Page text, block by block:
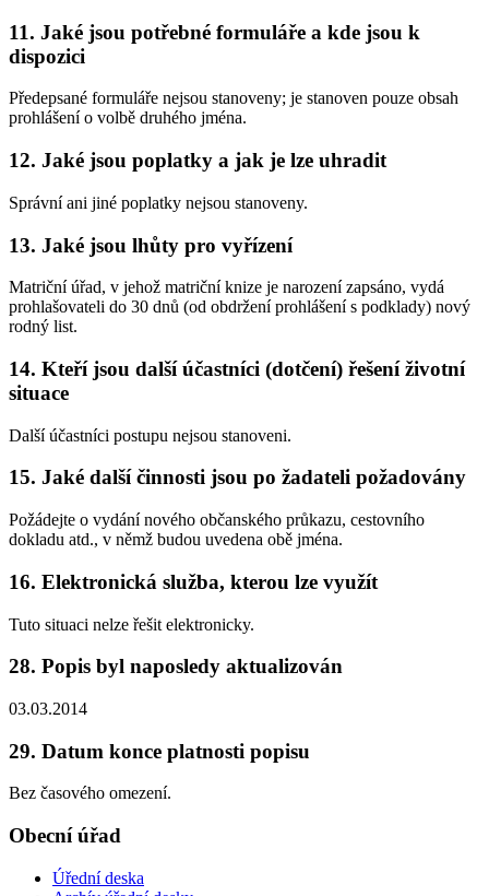
11. Jaké jsou potřebné formuláře a kde jsou k
dispozici
Předepsané formuláře nejsou stanoveny; je stanoven pouze obsah
prohlášení o volbě druhého jména.
12. Jaké jsou poplatky a jak je lze uhradit
Správní ani jiné poplatky nejsou stanoveny.
13. Jaké jsou lhůty pro vyřízení
Matriční úřad, v jehož matriční knize je narození zapsáno, vydá
prohlašovateli do 30 dnů (od obdržení prohlášení s podklady) nový
rodný list.
14. Kteří jsou další účastníci (dotčení) řešení životní
situace
Další účastníci postupu nejsou stanoveni.
15. Jaké další činnosti jsou po žadateli požadovány
Požádejte o vydání nového občanského průkazu, cestovního
dokladu atd., v němž budou uvedena obě jména.
16. Elektronická služba, kterou lze využít
Tuto situaci nelze řešit elektronicky.
28. Popis byl naposledy aktualizován
03.03.2014
29. Datum konce platnosti popisu
Bez časového omezení.
Obecní úřad
Úřední deska